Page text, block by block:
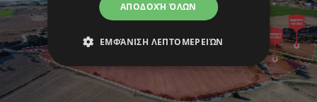
ΑΠΟΔΟΧΉ ΌΛΩΝ
ΕΜΦΆΝΙΣΗ ΛΕΠΤΟΜΕΡΕΙΏΝ